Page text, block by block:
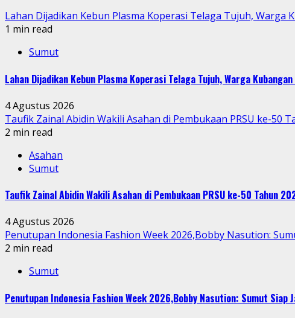
Lahan Dijadikan Kebun Plasma Koperasi Telaga Tujuh, Warga
1 min read
Sumut
Lahan Dijadikan Kebun Plasma Koperasi Telaga Tujuh, Warga
4 Agustus 2026
Taufik Zainal Abidin Wakili Asahan di Pembukaan PRSU ke-50
2 min read
Asahan
Sumut
Taufik Zainal Abidin Wakili Asahan di Pembukaan PRSU ke-50 Tahun
4 Agustus 2026
Penutupan Indonesia Fashion Week 2026,Bobby Nasution:
2 min read
Sumut
Penutupan Indonesia Fashion Week 2026,Bobby Nasution: Sumut